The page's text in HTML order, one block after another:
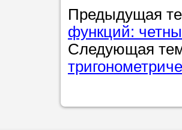
Предыдущая
функций:
Следующая